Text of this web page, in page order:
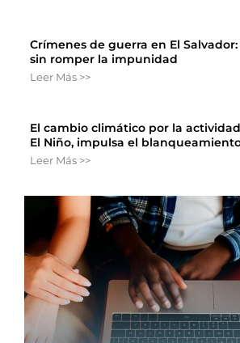
Crímenes de guerra en El
sin romper la impunidad
Leer Más >>
El cambio climático por la
El Niño, impulsa el
Leer Más >>